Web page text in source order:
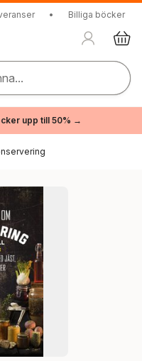
• Billiga böcker
upp till 50% →